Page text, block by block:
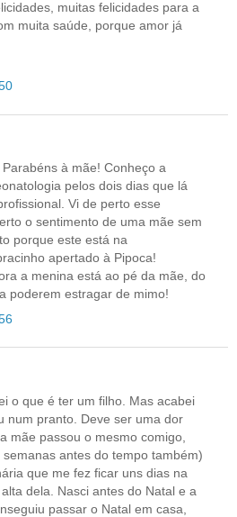
muitas felicidades para a
muita saúde, porque amor já
à mãe! Conheço a
pelos dois dias que lá
Vi de perto esse
o sentimento de uma mãe sem
porque este está na
apertado à Pipoca!
a menina está ao pé da mãe, do
poderem estragar de mimo!
o que é ter um filho. Mas acabei
num pranto. Deve ser uma dor
mãe passou o mesmo comigo,
antes do tempo também)
que me fez ficar uns dias na
dela. Nasci antes do Natal e a
passar o Natal em casa,